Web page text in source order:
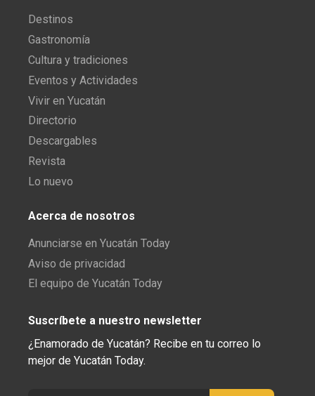
Destinos
Gastronomía
Cultura y tradiciones
Eventos y Actividades
Vivir en Yucatán
Directorio
Descargables
Revista
Lo nuevo
Acerca de nosotros
Anunciarse en Yucatán Today
Aviso de privacidad
El equipo de Yucatán Today
Suscríbete a nuestro newsletter
¿Enamorado de Yucatán? Recibe en tu correo lo
mejor de Yucatán Today.